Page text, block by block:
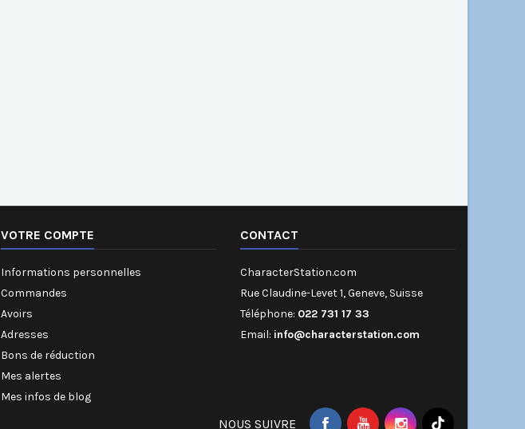
VOTRE COMPTE
Informations personnelles
Commandes
Avoirs
Adresses
Bons de réduction
Mes alertes
Mes infos de blog
CONTACT
CharacterStation.com
Rue Claudine-Levet 1, Geneve, Suisse
Téléphone: 022 731 17 33
Email: info@characterstation.com
NOUS SUIVRE